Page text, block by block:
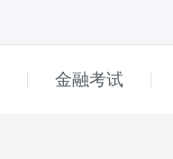
金融考试